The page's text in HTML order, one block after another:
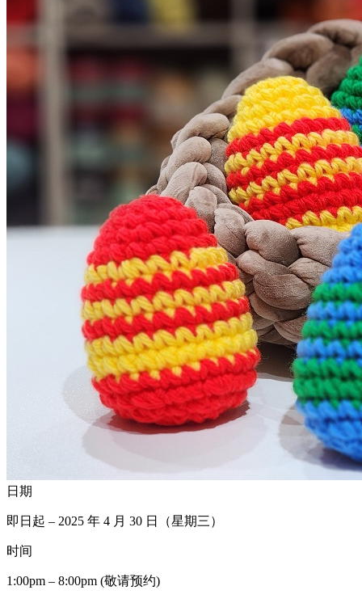
日期
即日起 – 2025 年 4 月 30 日（星期三）
时间
1:00pm – 8:00pm (敬请预约)